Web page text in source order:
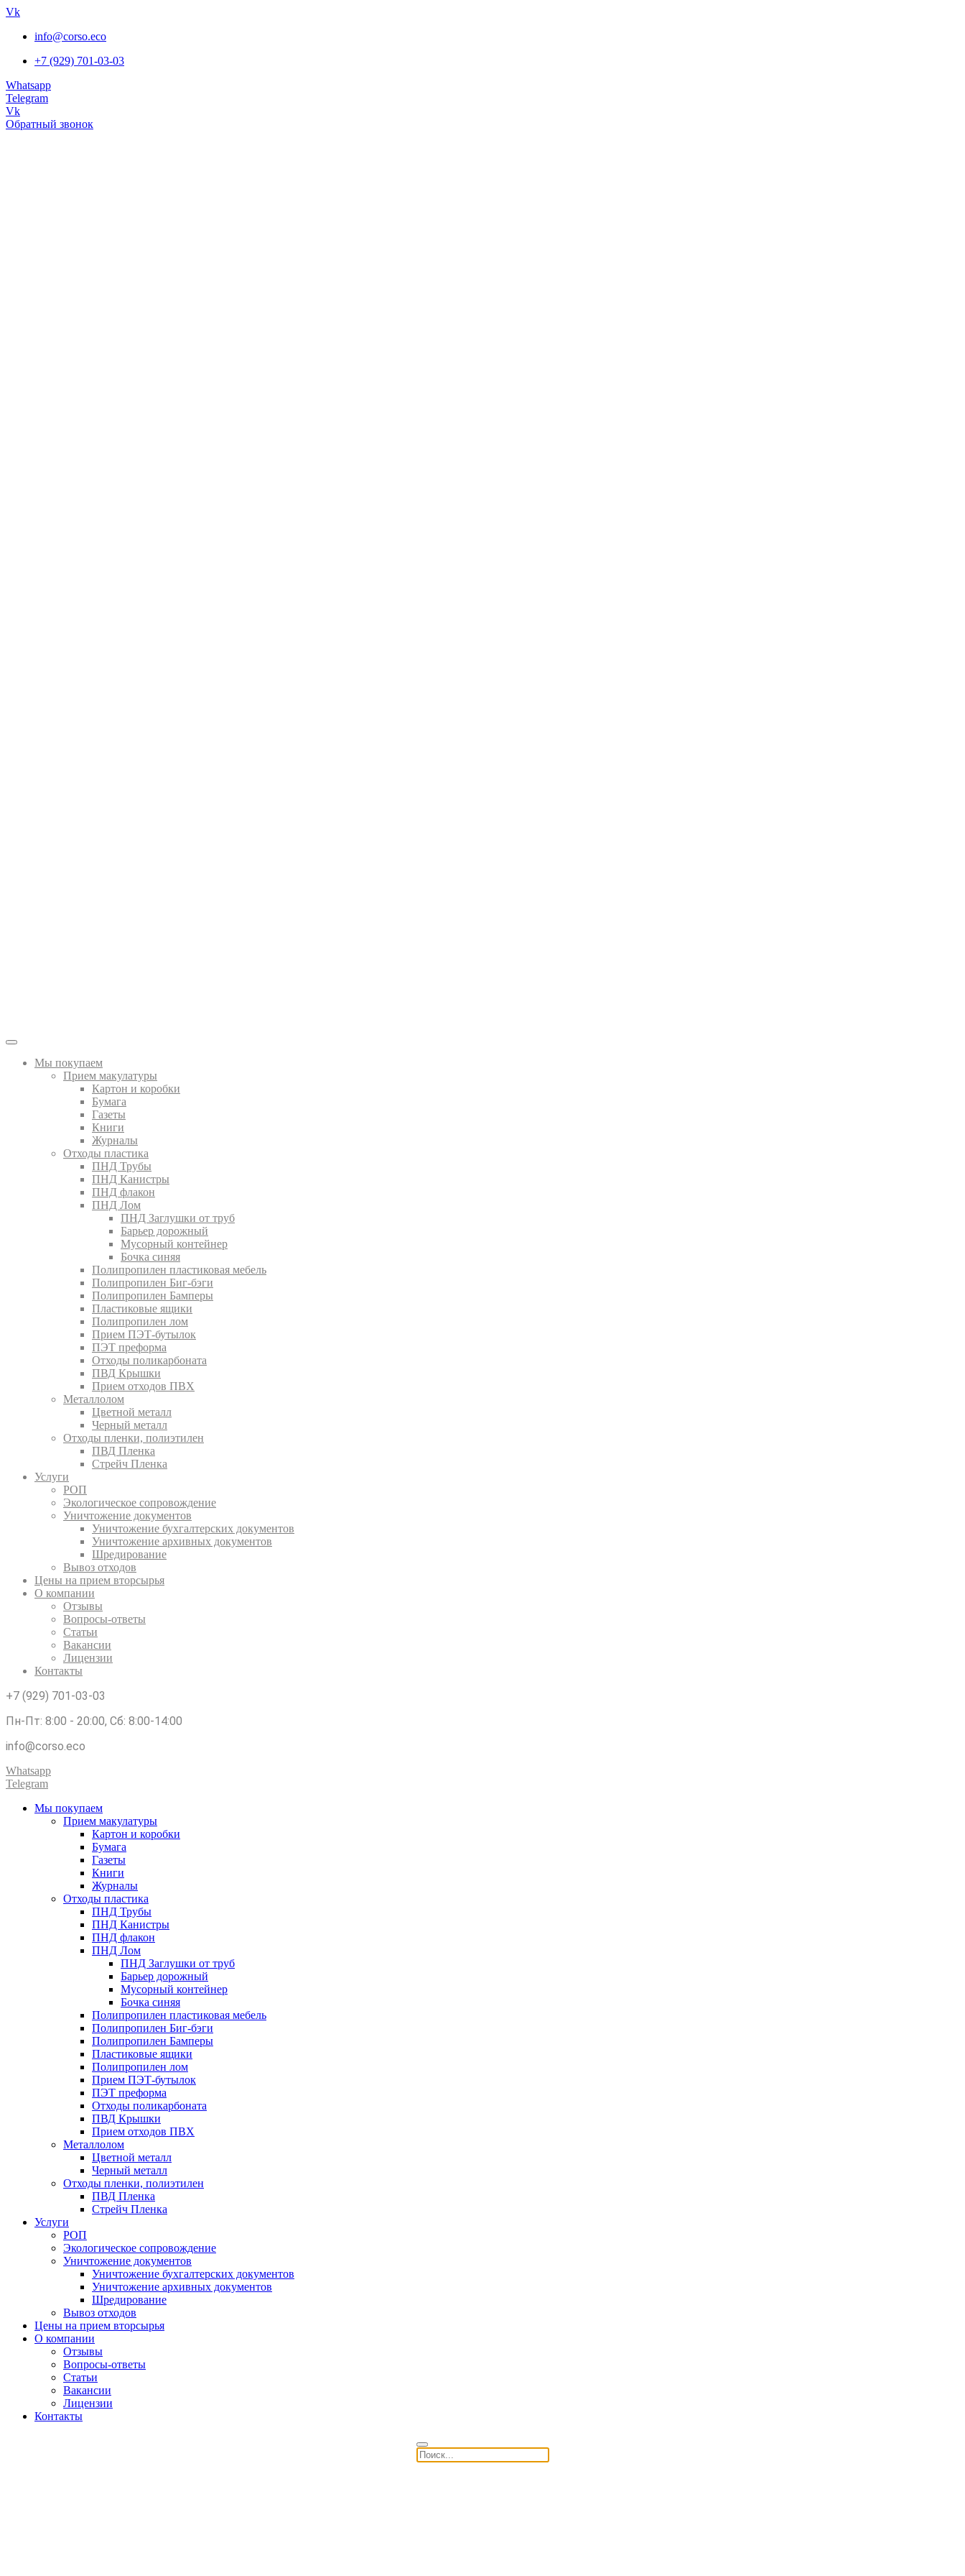
Vk
info@corso.eco
+7 (929) 701-03-03
Whatsapp
Telegram
Vk
Обратный звонок
Мы покупаем
Прием макулатуры
Картон и коробки
Бумага
Газеты
Книги
Журналы
Отходы пластика
ПНД Трубы
ПНД Канистры
ПНД флакон
ПНД Лом
ПНД Заглушки от труб
Барьер дорожный
Мусорный контейнер
Бочка синяя
Полипропилен пластиковая мебель
Полипропилен Биг-бэги
Полипропилен Бамперы
Пластиковые ящики
Полипропилен лом
Прием ПЭТ-бутылок
ПЭТ преформа
Отходы поликарбоната
ПВД Крышки
Прием отходов ПВХ
Металлолом
Цветной металл
Черный металл
Отходы пленки, полиэтилен
ПВД Пленка
Стрейч Пленка
Услуги
РОП
Экологическое сопровождение
Уничтожение документов
Уничтожение бухгалтерских документов
Уничтожение архивных документов
Шредирование
Вывоз отходов
Цены на прием вторсырья
О компании
Отзывы
Вопросы-ответы
Статьи
Вакансии
Лицензии
Контакты
+7 (929) 701-03-03
Пн-Пт: 8:00 - 20:00, Сб: 8:00-14:00
info@corso.eco
Whatsapp
Telegram
Мы покупаем
Прием макулатуры
Картон и коробки
Бумага
Газеты
Книги
Журналы
Отходы пластика
ПНД Трубы
ПНД Канистры
ПНД флакон
ПНД Лом
ПНД Заглушки от труб
Барьер дорожный
Мусорный контейнер
Бочка синяя
Полипропилен пластиковая мебель
Полипропилен Биг-бэги
Полипропилен Бамперы
Пластиковые ящики
Полипропилен лом
Прием ПЭТ-бутылок
ПЭТ преформа
Отходы поликарбоната
ПВД Крышки
Прием отходов ПВХ
Металлолом
Цветной металл
Черный металл
Отходы пленки, полиэтилен
ПВД Пленка
Стрейч Пленка
Услуги
РОП
Экологическое сопровождение
Уничтожение документов
Уничтожение бухгалтерских документов
Уничтожение архивных документов
Шредирование
Вывоз отходов
Цены на прием вторсырья
О компании
Отзывы
Вопросы-ответы
Статьи
Вакансии
Лицензии
Контакты